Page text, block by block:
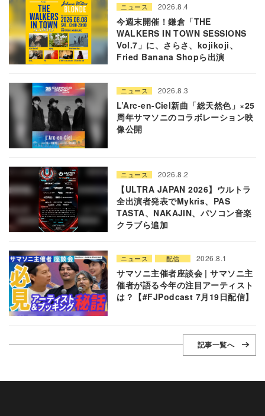
ニュース 2026.8.4
今週末開催！鎌倉「THE
WALKERS IN TOWN SESSIONS
Vol.7」に、さらさ、kojikoji、
Fried Banana Shopら出演
ニュース 2026.8.3
L’Arc-en-Ciel新曲「総天然色」×25
周年サマソニのコラボレーション映
像公開
ニュース 2026.8.2
【ULTRA JAPAN 2026】ウルトラ
全出演者発表でMykris、PAS
TASTA、NAKAJIN、パソコン音楽
クラブら追加
ニュース 配信 2026.8.1
サマソニ主催者座談会 | サマソニ主
催者が語る今年の注目アーティスト
は？【#FJPodcast 7月19日配信】
記事一覧へ